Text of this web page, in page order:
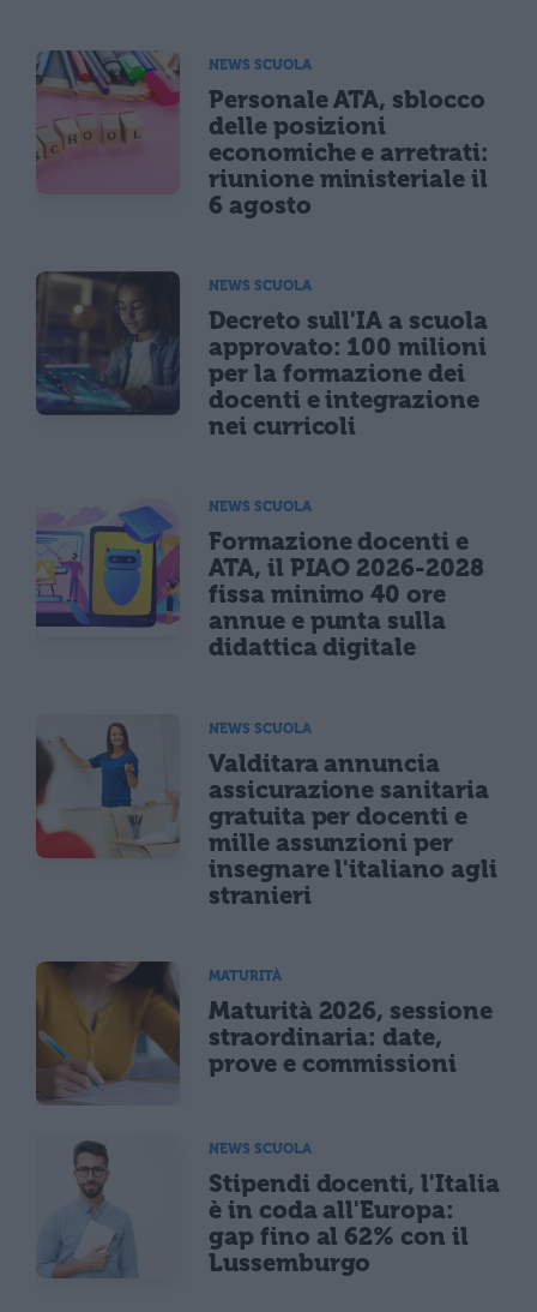
NEWS SCUOLA
Personale ATA, sblocco
delle posizioni
economiche e arretrati:
riunione ministeriale il
6 agosto
NEWS SCUOLA
Decreto sull'IA a scuola
approvato: 100 milioni
per la formazione dei
docenti e integrazione
nei curricoli
NEWS SCUOLA
Formazione docenti e
ATA, il PIAO 2026-2028
fissa minimo 40 ore
annue e punta sulla
didattica digitale
NEWS SCUOLA
Valditara annuncia
assicurazione sanitaria
gratuita per docenti e
mille assunzioni per
insegnare l'italiano agli
stranieri
MATURITÀ
Maturità 2026, sessione
straordinaria: date,
prove e commissioni
NEWS SCUOLA
Stipendi docenti, l'Italia
è in coda all'Europa:
gap fino al 62% con il
Lussemburgo